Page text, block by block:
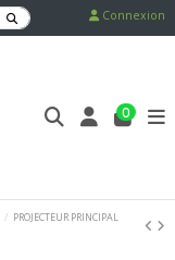
Connexion
0
PROJECTEUR PRINCIPAL